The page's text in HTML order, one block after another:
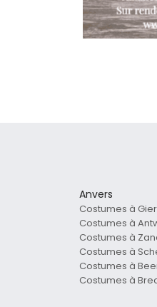
Anvers
Costumes à
Costumes à
Costumes à
Costumes à
Costumes à
Costumes à